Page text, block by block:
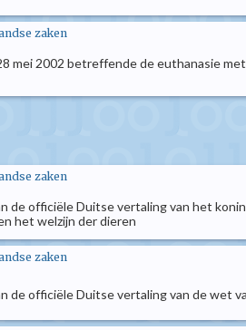
zaken
mei 2002 betreffende de euthanasie
zaken
de officiële Duitse vertaling van het
het welzijn der dieren
zaken
de officiële Duitse vertaling van de wet